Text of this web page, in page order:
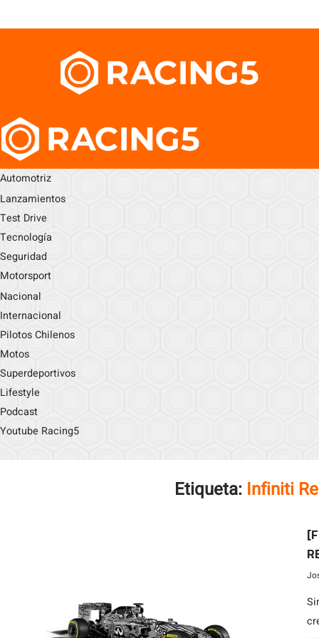
Automotriz
Lanzamientos
Test Drive
Tecnología
Seguridad
Motorsport
Nacional
Internacional
Pilotos Chilenos
Motos
Superdeportivos
Lifestyle
Podcast
Youtube Racing5
Etiqueta: Infiniti